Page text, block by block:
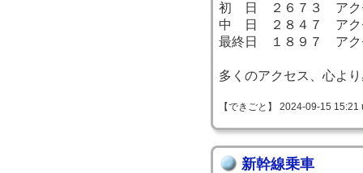
初 日 ２６７３ アク
中 日 ２８４７ アク
最終日 １８９７ アク
多くのアクセス、心よ
【できごと】 2024-09-15
新幹線乗車